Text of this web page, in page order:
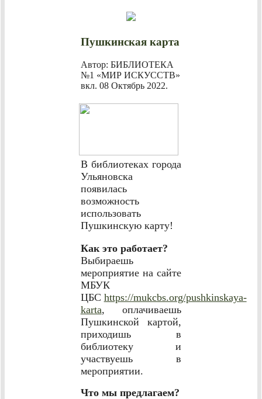
Пушкинская карта
Автор: БИБЛИОТЕКА
№1 «МИР ИСКУССТВ»
вкл. 08 Октябрь 2022.
В библиотеках города
Ульяновска
появилась
возможность
использовать
Пушкинскую карту!
Как это работает?
Выбираешь
мероприятие на сайте
МБУК
ЦБС https://mukcbs.org/pushkinskaya-
karta, оплачиваешь
Пушкинской картой,
приходишь в
библиотеку и
участвуешь в
мероприятии.
Что мы предлагаем?